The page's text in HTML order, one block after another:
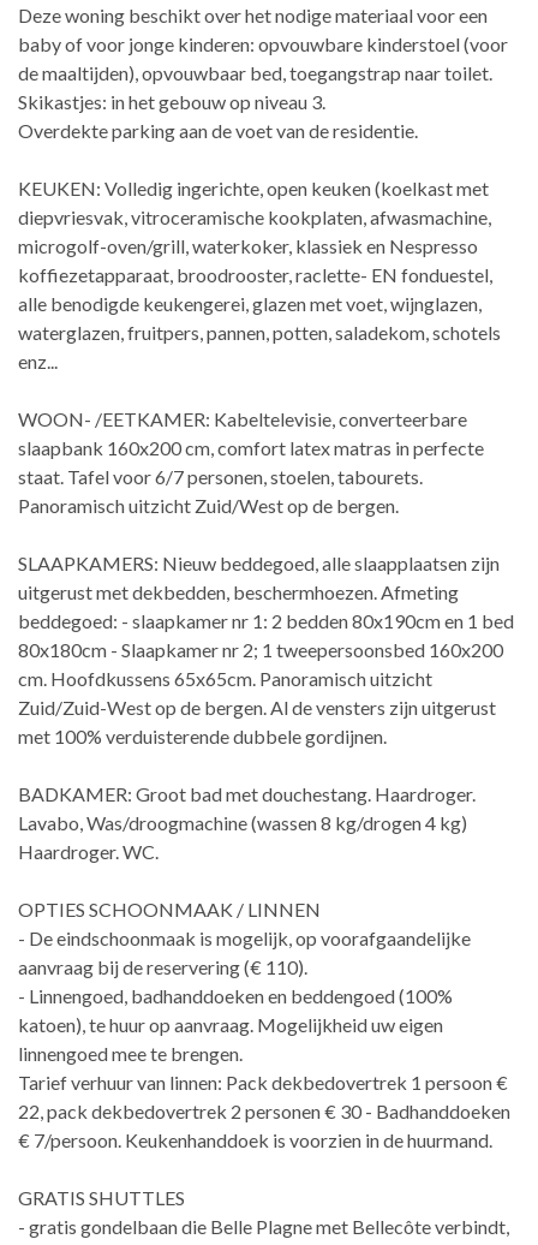
Deze woning beschikt over het nodige materiaal voor een
baby of voor jonge kinderen: opvouwbare kinderstoel (voor
de maaltijden), opvouwbaar bed, toegangstrap naar toilet.
Skikastjes: in het gebouw op niveau 3.
Overdekte parking aan de voet van de residentie.
KEUKEN: Volledig ingerichte, open keuken (koelkast met
diepvriesvak, vitroceramische kookplaten, afwasmachine,
microgolf-oven/grill, waterkoker, klassiek en Nespresso
koffiezetapparaat, broodrooster, raclette- EN fonduestel,
alle benodigde keukengerei, glazen met voet, wijnglazen,
waterglazen, fruitpers, pannen, potten, saladekom, schotels
enz...
WOON- /EETKAMER: Kabeltelevisie, converteerbare
slaapbank 160x200 cm, comfort latex matras in perfecte
staat. Tafel voor 6/7 personen, stoelen, tabourets.
Panoramisch uitzicht Zuid/West op de bergen.
SLAAPKAMERS: Nieuw beddegoed, alle slaapplaatsen zijn
uitgerust met dekbedden, beschermhoezen. Afmeting
beddegoed: - slaapkamer nr 1: 2 bedden 80x190cm en 1 bed
80x180cm - Slaapkamer nr 2; 1 tweepersoonsbed 160x200
cm. Hoofdkussens 65x65cm. Panoramisch uitzicht
Zuid/Zuid-West op de bergen. Al de vensters zijn uitgerust
met 100% verduisterende dubbele gordijnen.
BADKAMER: Groot bad met douchestang. Haardroger.
Lavabo, Was/droogmachine (wassen 8 kg/drogen 4 kg)
Haardroger. WC.
OPTIES SCHOONMAAK / LINNEN
- De eindschoonmaak is mogelijk, op voorafgaandelijke
aanvraag bij de reservering (€ 110).
- Linnengoed, badhanddoeken en beddengoed (100%
katoen), te huur op aanvraag. Mogelijkheid uw eigen
linnengoed mee te brengen.
Tarief verhuur van linnen: Pack dekbedovertrek 1 persoon €
22, pack dekbedovertrek 2 personen € 30 - Badhanddoeken
€ 7/persoon. Keukenhanddoek is voorzien in de huurmand.
GRATIS SHUTTLES
- gratis gondelbaan die Belle Plagne met Bellecôte verbindt,